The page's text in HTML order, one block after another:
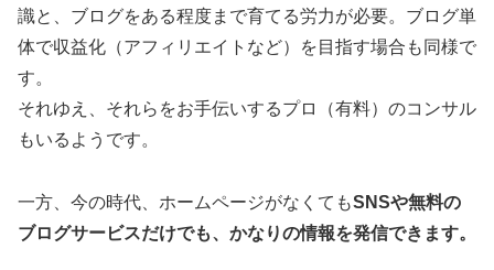
識と、ブログをある程度まで育てる労力が必要。ブログ単
体で収益化（アフィリエイトなど）を目指す場合も同様で
す。
それゆえ、それらをお手伝いするプロ（有料）のコンサル
もいるようです。
一方、今の時代、ホームページがなくてもSNSや無料の
ブログサービスだけでも、かなりの情報を発信できます。